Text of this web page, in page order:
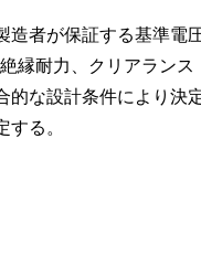
者が保証する基準電
縁耐力、クリアラン
な設計条件により決
る。